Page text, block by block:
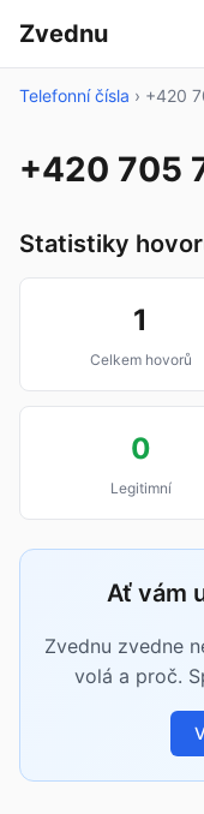
Zvednu
Telefonní čísla › +420
+420 705
Statistiky
1
Celkem hovorů
0
Legitimní
Ať vám
Zvednu zvedne
volá a proč.